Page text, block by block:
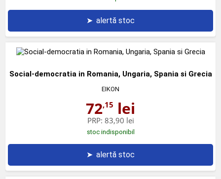
➤ alertă stoc
Social-democratia in Romania, Ungaria, Spania si Grecia
EIKON
72,15 lei
PRP: 83,90 lei
stoc indisponibil
➤ alertă stoc